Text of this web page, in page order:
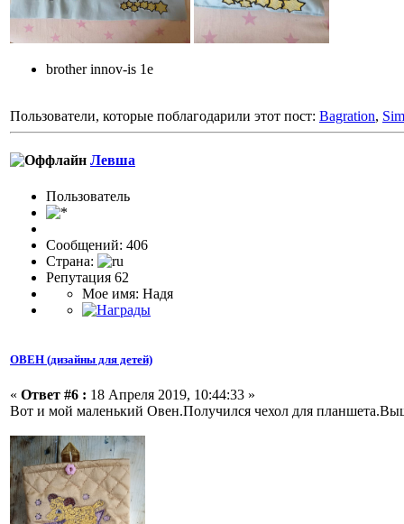
brother innov-is 1e
Пользователи, которые поблагодарили этот пост: Bagration,
Левша
Пользовaтeль
Сообщений: 406
Страна:
Репутация 62
Мое имя: Надя
ОВЕН (дизайны для детей)
« Ответ #6 : 18 Апреля 2019, 10:44:33 »
Вот и мой маленький Овен.Получился чехол для